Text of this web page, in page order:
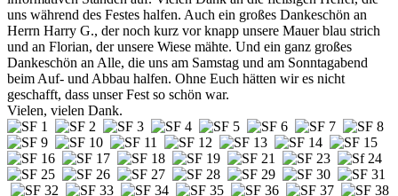
uns während des Festes halfen. Auch ein großes Dankeschön an
Herrn Harry G., der noch kurz vor knapp unsere Mauer blau strich
und an Florian, der unsere Wiese mähte. Und ein ganz großes
Dankeschön an Alle, die uns am Samstag und am Sonntagabend
beim Auf- und Abbau halfen. Ohne Euch hätten wir es nicht
geschafft, dass unser Fest so schön war.
Vielen, vielen Dank.